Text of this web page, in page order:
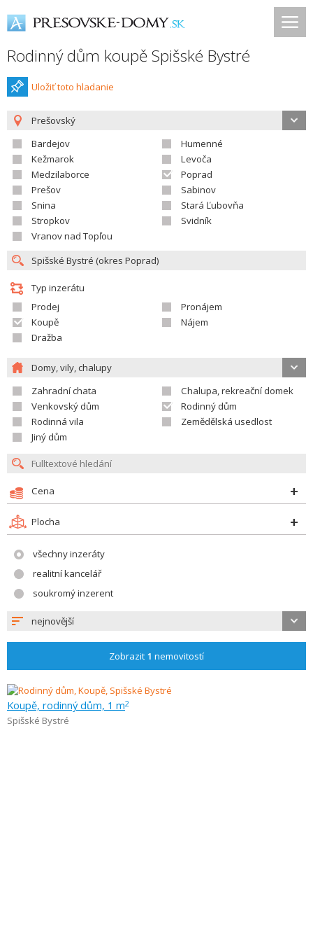
Rodinný dům koupě Spišské Bystré
Uložiť toto hladanie
Prešovský
Bardejov
Humenné
Kežmarok
Levoča
Medzilaborce
Poprad
Prešov
Sabinov
Snina
Stará Ľubovňa
Stropkov
Svidník
Vranov nad Topľou
Typ inzerátu
Prodej
Pronájem
Koupě
Nájem
Dražba
Domy, vily, chalupy
Zahradní chata
Chalupa, rekreační domek
Venkovský dům
Rodinný dům
Rodinná vila
Zemědělská usedlost
Jiný dům
Cena
Plocha
všechny inzeráty
realitní kancelář
soukromý inzerent
nejnovější
Zobrazit 1 nemovitostí
Koupě, rodinný dům, 1 m2
Spišské Bystré